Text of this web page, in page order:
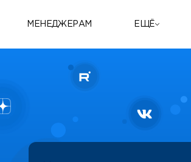
МЕНЕДЖЕРАМ ЕЩЁ